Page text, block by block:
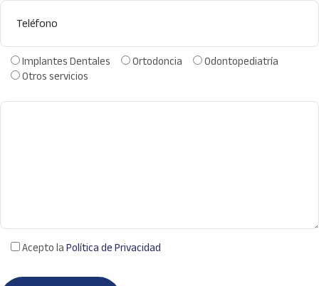
Implantes Dentales Ortodoncia Odontopediatría
Otros servicios
Acepto laPolítica de Privacidad